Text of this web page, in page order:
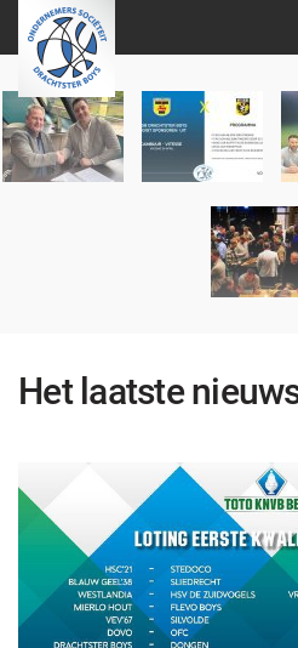
Skip
to
main
content
Het laatste